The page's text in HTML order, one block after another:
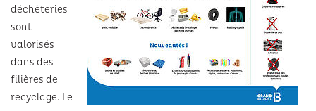
déchèteries
sont
valorisés
dans des
filières de
recyclage. Le